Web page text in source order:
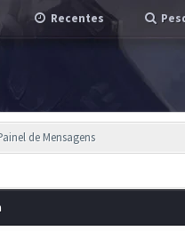
Recentes
de Mensagens